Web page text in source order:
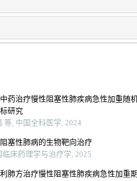
药治疗慢性阻塞性肺疾病急性加重随
研究
等, 中国全科医学, 2024
塞性肺病的生物靶向治疗
临床药理学与治疗学, 2025
肺方治疗慢性阻塞性肺疾病急性加重